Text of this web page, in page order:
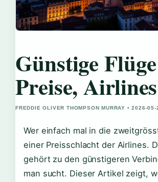
Günstige
Preise,
FREDDIE OLIVER THOMPSON MURRAY • 2026-
Wer einfach mal in die
einer Preisschlacht der Airlines.
gehört zu den günstigeren
man sucht. Dieser Artikel zeigt,